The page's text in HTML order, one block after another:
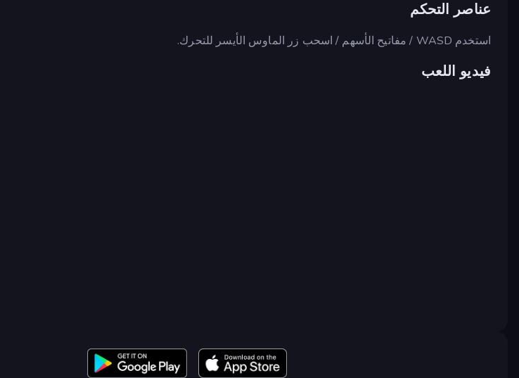
عناصر التحكم
استخدم WASD / مفاتيح الأسهم / اسحب زر الماوس الأيسر للتحرك.
فيديو اللعب